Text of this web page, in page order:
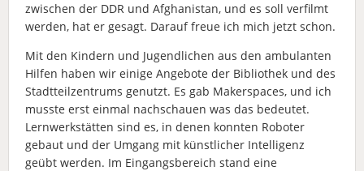
zwischen der DDR und Afghanistan, und es soll verfilmt
werden, hat er gesagt. Darauf freue ich mich jetzt schon.
Mit den Kindern und Jugendlichen aus den ambulanten
Hilfen haben wir einige Angebote der Bibliothek und des
Stadtteilzentrums genutzt. Es gab Makerspaces, und ich
musste erst einmal nachschauen was das bedeutet.
Lernwerkstätten sind es, in denen konnten Roboter
gebaut und der Umgang mit künstlicher Intelligenz
geübt werden. Im Eingangsbereich stand eine